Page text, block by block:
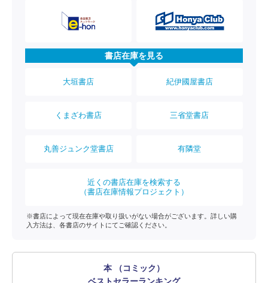
書店在庫を見る
大垣書店 紀伊國屋書店
くまざわ書店 三省堂書店
丸善ジュンク堂書店 有隣堂
近くの書店在庫を検索する
（書店在庫情報プロジェクト）
※書店によって現在在庫や取り扱いがない場合がございます。詳しい購
入方法は、各書店のサイトにてご確認ください。
本 （コミック）
ベストセラーランキング